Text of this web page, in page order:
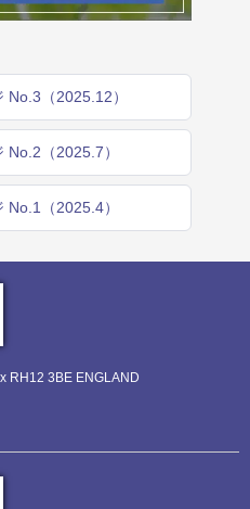
（2025.12）
（2025.7）
（2025.4）
RH12 3BE ENGLAND